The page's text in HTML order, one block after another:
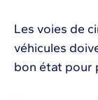
Les voies de
véhicules
bon état pour